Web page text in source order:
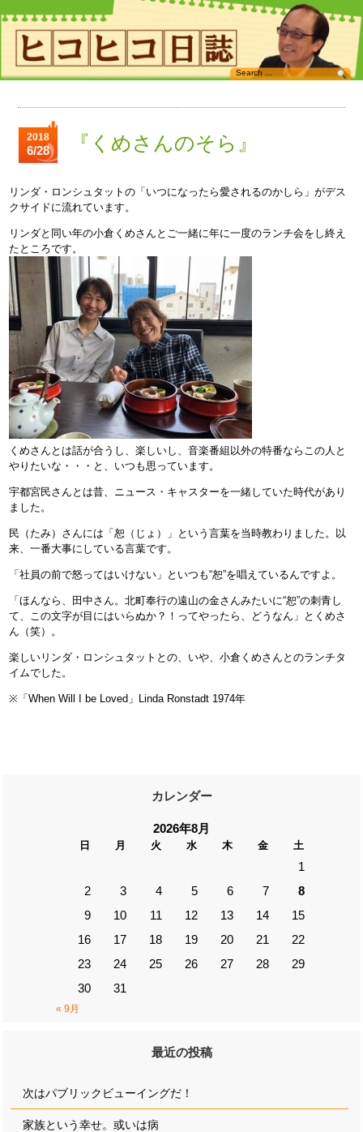
カレンダー
2026年8月
日 月 火 水 木 金 土
1
2
3 4 5 6 7
8
9
10 11 12 13 14
15
16
17 18 19 20 21
22
23
24 25 26 27 28
29
30
31
« 9月
最近の投稿
次はパブリックビューイングだ！
家族という幸せ。或いは病
2018
6/28 『くめさんのそら』
リンダ・ロンシュタットの「いつになったら愛されるのかしら」がデス
クサイドに流れています。
リンダと同い年の小倉くめさんとご一緒に年に一度のランチ会をし終え
たところです。
くめさんとは話が合うし、楽しいし、音楽番組以外の特番ならこの人と
やりたいな・・・と、いつも思っています。
宇都宮民さんとは昔、ニュース・キャスターを一緒していた時代があり
ました。
民（たみ）さんには「恕（じょ）」という言葉を当時教わりました。以
来、一番大事にしている言葉です。
「社員の前で怒ってはいけない」といつも“恕”を唱えているんですよ。
「ほんなら、田中さん。北町奉行の遠山の金さんみたいに“恕”の刺青し
て、この文字が目にはいらぬか？！ってやったら、どうなん」とくめさ
ん（笑）。
楽しいリンダ・ロンシュタットとの、いや、小倉くめさんとのランチタ
イムでした。
※「When Will I be Loved」Linda Ronstadt 1974年